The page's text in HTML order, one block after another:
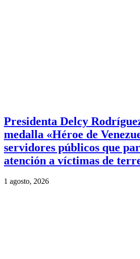
Presidenta Delcy
medalla «Héroe de
servidores públicos que
atención a víctimas de
1 agosto, 2026